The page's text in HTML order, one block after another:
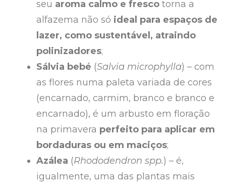
seu aroma calmo e fresco torna a
alfazema não só ideal para espaços de
lazer, como sustentável, atraindo
polinizadores;
Sálvia bebé (Salvia microphylla) – com
as flores numa paleta variada de cores
(encarnado, carmim, branco e branco e
encarnado), é um arbusto em floração
na primavera perfeito para aplicar em
bordaduras ou em maciços;
Azálea (Rhododendron spp.) – é,
igualmente, uma das plantas mais